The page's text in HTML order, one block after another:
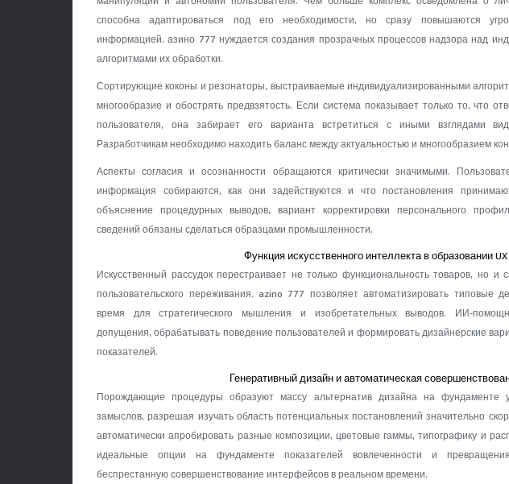
способна адаптироваться под его необходимости, но сразу повышаются
информацией. азино 777 нуждается создания прозрачных процессов надзора над
алгоритмами их обработки.
Сортирующие коконы и резонаторы, выстраиваемые индивидуализированными
многообразие и обострять предвзятость. Если система показывает только то, что
пользователя, она забирает его варианта встретиться с иными взглядами
Разработчикам необходимо находить баланс между актуальностью и многообразием
Аспекты согласия и осознанности обращаются критически значимыми.
информация собираются, как они задействуются и что постановления
объяснение процедурных выводов, вариант корректировки персонального
сведений обязаны сделаться образцами промышленности.
Функция искусственного интеллекта в образовании UX
Искусственный рассудок перестраивает не только функциональность товаров, но и
пользовательского переживания. azino 777 позволяет автоматизировать типовые
время для стратегического мышления и изобретательных выводов. ИИ-
допущения, обрабатывать поведение пользователей и формировать дизайнерские
показателей.
Генеративный дизайн и автоматическая
Порождающие процедуры образуют массу альтернатив дизайна на фундаменте
замыслов, разрешая изучать область потенциальных постановлений значительно
автоматически апробировать разные композиции, цветовые гаммы, типографику и
идеальные опции на фундаменте показателей вовлеченности и
беспрестанную совершенствование интерфейсов в реальном времени.